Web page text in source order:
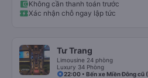
Không cần thanh toán trước
Xác nhận chỗ ngay lập tức
Tư Trang
Limousine 24 phòng
Luxury 34 Phòng
22:00 • Bến xe Miền Đông cũ